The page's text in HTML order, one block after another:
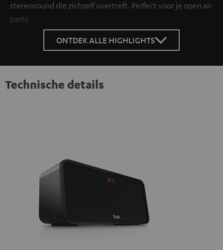
stereosound die zichzelf overtreft. Perfect voor je open air
party.
ONTDEK ALLE HIGHLIGHTS
Technische details